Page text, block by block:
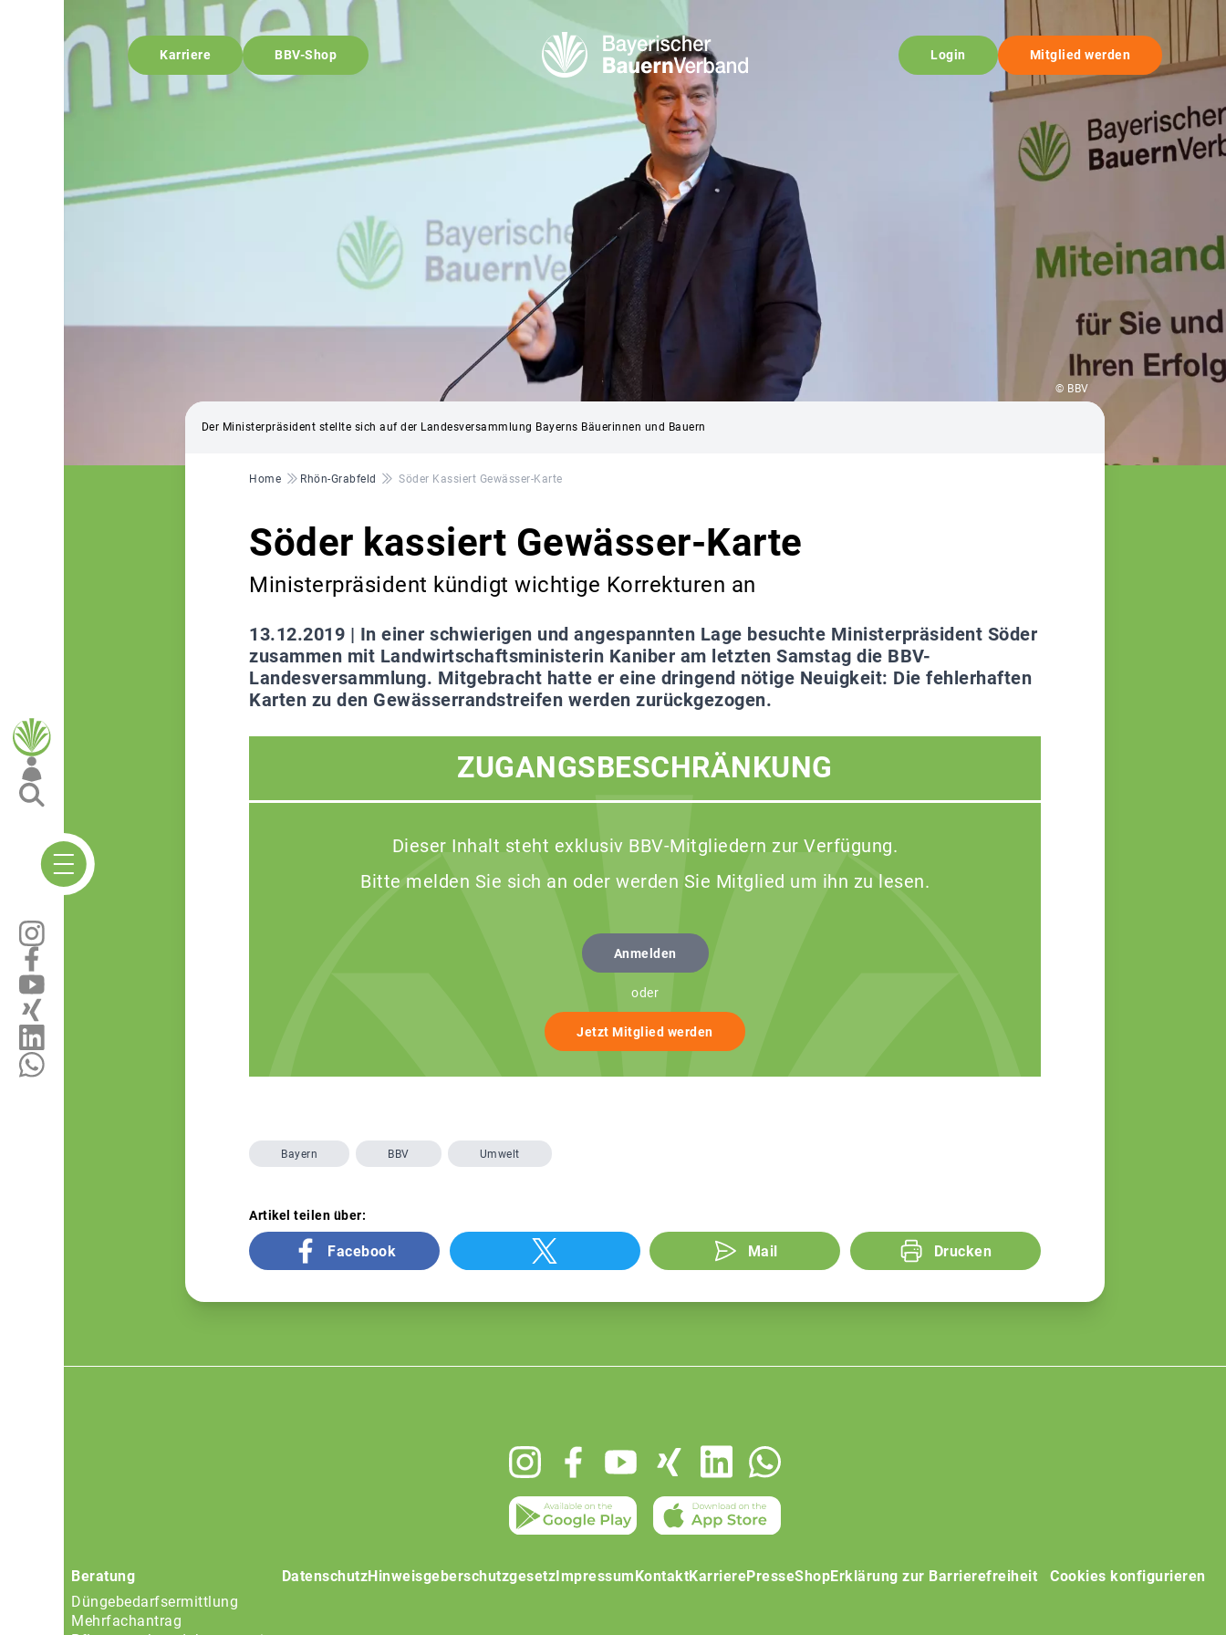
Karriere BBV-Shop Login Mitglied werden
© BBV
Der Ministerpräsident stellte sich auf der Landesversammlung Bayerns Bäuerinnen und Bauern
Pfadnavigation
Home Rhön-Grabfeld Söder Kassiert Gewässer-Karte
Söder kassiert Gewässer-Karte
Ministerpräsident kündigt wichtige Korrekturen an
13.12.2019 | In einer schwierigen und angespannten Lage besuchte Ministerpräsident Söder
zusammen mit Landwirtschaftsministerin Kaniber am letzten Samstag die BBV-
Landesversammlung. Mitgebracht hatte er eine dringend nötige Neuigkeit: Die fehlerhaften
Karten zu den Gewässerrandstreifen werden zurückgezogen.
ZUGANGSBESCHRÄNKUNG
Dieser Inhalt steht exklusiv BBV-Mitgliedern zur Verfügung.
Bitte melden Sie sich an oder werden Sie Mitglied um ihn zu lesen.
Anmelden
oder
Jetzt Mitglied werden
Bayern BBV Umwelt
Artikel teilen über:
Facebook Mail Drucken
Beratung
Düngebedarfsermittlung
Mehrfachantrag
DatenschutzHinweisgeberschutzgesetz Impressum KontaktKarrierePresseShopErklärung zur Barrierefreiheit Cookies konfigurieren